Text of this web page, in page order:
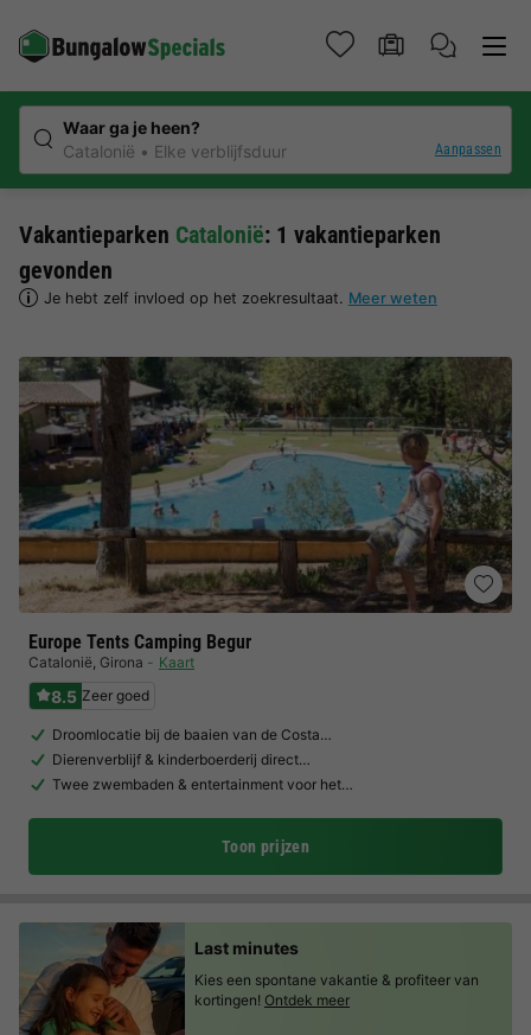
Waar ga je heen?
Catalonië
Elke verblijfsduur Aanpassen
Vakantieparken Catalonië: 1 vakantieparken
gevonden
Je hebt zelf invloed op het zoekresultaat. Meer weten
Europe Tents Camping Begur
Catalonië, Girona Kaart
8.5 Zeer goed
Droomlocatie bij de baaien van de Costa…
Dierenverblijf & kinderboerderij direct…
Twee zwembaden & entertainment voor het…
Toon prijzen
Last minutes
Kies een spontane vakantie & profiteer van
kortingen! Ontdek meer